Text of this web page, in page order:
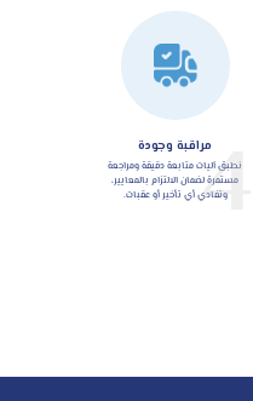
4مراقبة وجودة
نطبق آليات متابعة دقيقة ومراجعة
مستمرة لضمان الالتزام بالمعايير،
وتفادي أي تأخير أو عقبات.